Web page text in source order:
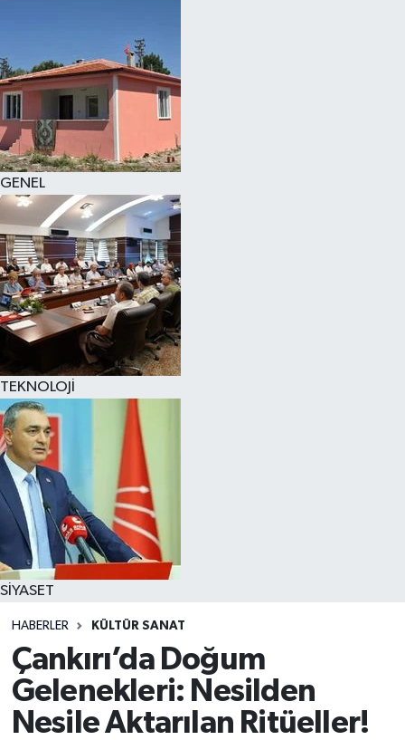
GENEL
TEKNOLOJİ
SİYASET
HABERLER KÜLTÜR SANAT
Çankırı’da Doğum
Gelenekleri: Nesilden
Nesile Aktarılan Ritüeller!